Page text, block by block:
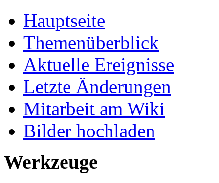
Hauptseite
Themenüberblick
Aktuelle Ereignisse
Letzte Änderungen
Mitarbeit am Wiki
Bilder hochladen
Werkzeuge